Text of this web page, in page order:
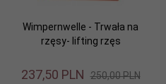
Wimpernwelle - Trwała na
rzęsy- lifting rzęs
237,50 PLN 250,00 PLN